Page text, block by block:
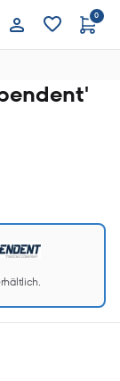
Anmelden
0